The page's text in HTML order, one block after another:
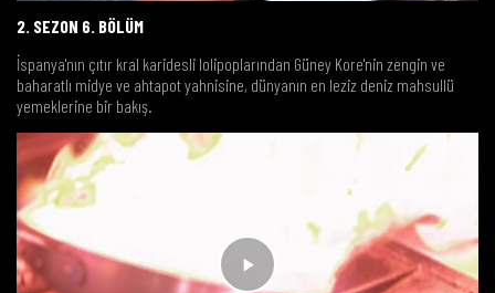
2. SEZON 6. BÖLÜM
İspanya'nın çıtır kral karidesli lolipoplarından Güney Kore'nin zengin ve
baharatlı midye ve ahtapot yahnisine, dünyanın en leziz deniz mahsullü
yemeklerine bir bakış.